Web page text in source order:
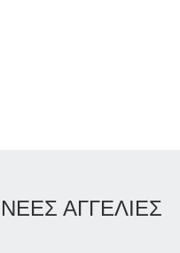
ΝΕΕΣ ΑΓΓΕΛΙΕΣ